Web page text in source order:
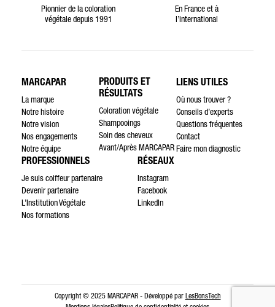
Pionnier de la coloration
végétale depuis 1991
En France et à
l’international
MARCAPAR
La marque
Notre histoire
Notre vision
Nos engagements
Notre équipe
PRODUITS ET
RÉSULTATS
Coloration végétale
Shampooings
Soin des cheveux
Avant/Après MARCAPAR
LIENS UTILES
Où nous trouver ?
Conseils d’experts
Questions fréquentes
Contact
Faire mon diagnostic
PROFESSIONNELS
Je suis coiffeur partenaire
Devenir partenaire
L’Institution Végétale
Nos formations
RÉSEAUX
Instagram
Facebook
LinkedIn
Copyright © 2025 MARCAPAR - Développé par LesBonsTech